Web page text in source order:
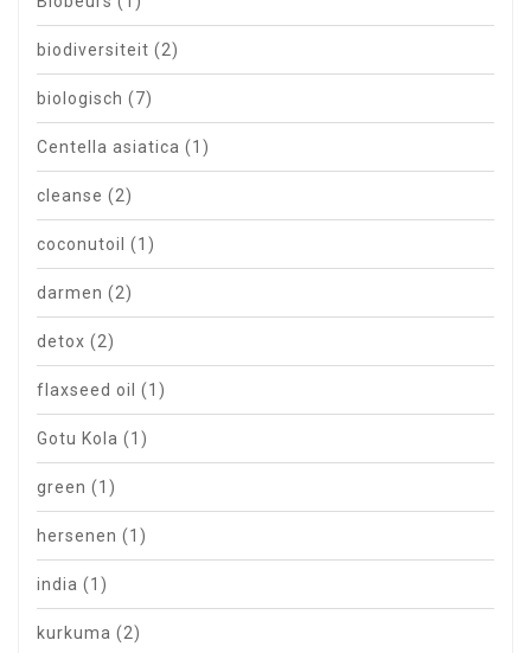
biodiversiteit (2)
biologisch (7)
Centella asiatica (1)
cleanse (2)
coconutoil (1)
darmen (2)
detox (2)
flaxseed oil (1)
Gotu Kola (1)
green (1)
hersenen (1)
india (1)
kurkuma (2)